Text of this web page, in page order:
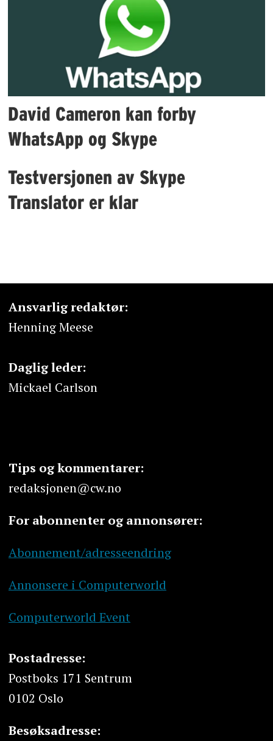
David Cameron kan forby
WhatsApp og Skype
Testversjonen av Skype
Translator er klar
Ansvarlig redaktør:
Henning Meese
Daglig leder:
Mickael Carlson
Tips og kommentarer:
redaksjonen@cw.no
For abonnenter og annonsører:
Abonnement/adresseendring
Annonsere i Computerworld
Computerworld Event
Postadresse:
Postboks 171 Sentrum
0102 Oslo
Besøksadresse: